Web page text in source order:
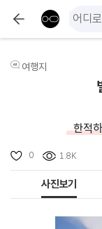
여행지
한적
0 1.8K
사진보기